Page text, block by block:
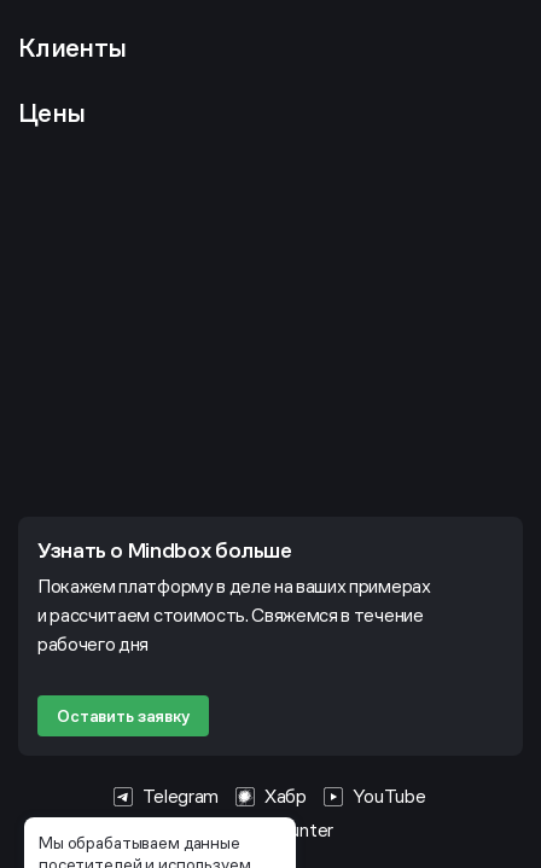
Мы обрабатываем данные
Клиенты
Цены
Узнать о Mindbox больше
Покажем платформу в деле на ваших примерах
и рассчитаем стоимость. Свяжемся в течение
рабочего дня
Оставить заявку
Telegram Хабр
YouTube
HeadHunter